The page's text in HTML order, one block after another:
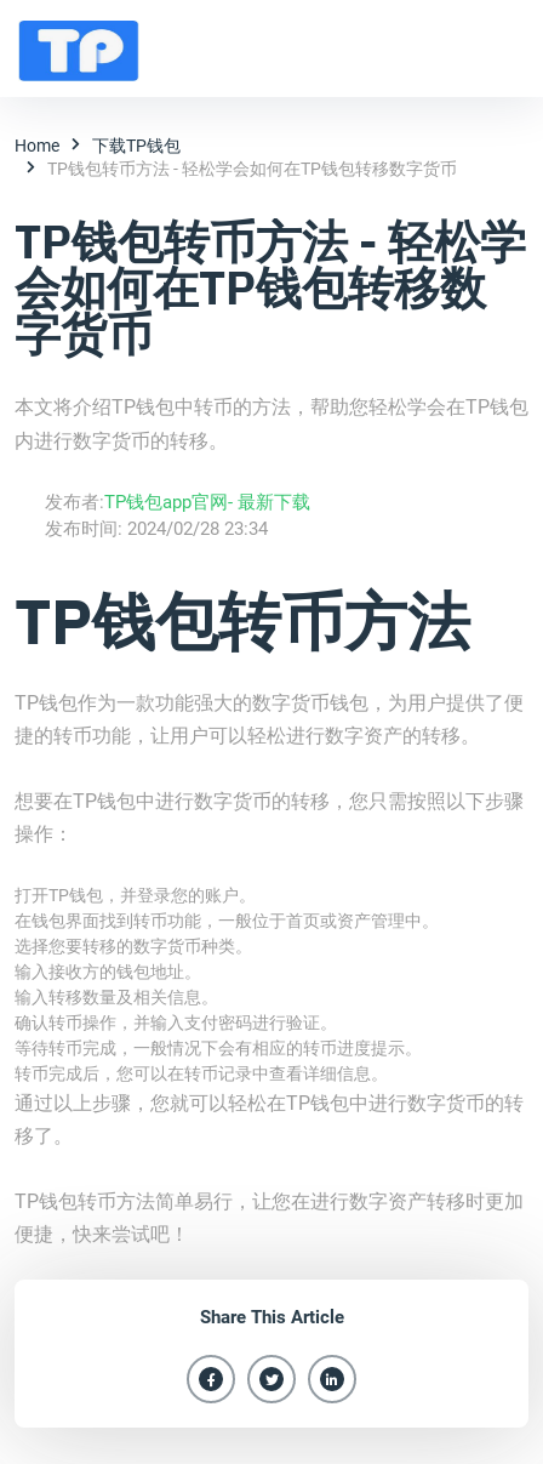
Home
下载TP钱包
TP钱包转币方法 - 轻松学会如何在TP钱包转移数字货币
TP钱包转币方法 - 轻松学
会如何在TP钱包转移数
字货币
本文将介绍TP钱包中转币的方法，帮助您轻松学会在TP钱包
内进行数字货币的转移。
发布者:TP钱包app官网- 最新下载
发布时间: 2024/02/28 23:34
TP钱包转币方法
TP钱包作为一款功能强大的数字货币钱包，为用户提供了便
捷的转币功能，让用户可以轻松进行数字资产的转移。
想要在TP钱包中进行数字货币的转移，您只需按照以下步骤
操作：
打开TP钱包，并登录您的账户。
在钱包界面找到转币功能，一般位于首页或资产管理中。
选择您要转移的数字货币种类。
输入接收方的钱包地址。
输入转移数量及相关信息。
确认转币操作，并输入支付密码进行验证。
等待转币完成，一般情况下会有相应的转币进度提示。
转币完成后，您可以在转币记录中查看详细信息。
通过以上步骤，您就可以轻松在TP钱包中进行数字货币的转
移了。
TP钱包转币方法简单易行，让您在进行数字资产转移时更加
便捷，快来尝试吧！
Share This Article